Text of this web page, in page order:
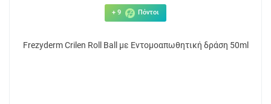
+ 9 Πόντοι
Frezyderm Crilen Roll Ball με Εντομοαπωθητική δράση 50ml